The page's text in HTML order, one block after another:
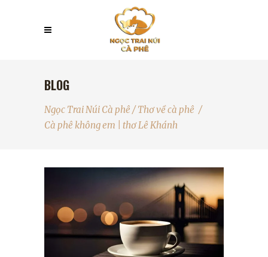
BLOG
Ngọc Trai Núi Cà phê /Thơ về cà phê /
Cà phê không em | thơ Lê Khánh